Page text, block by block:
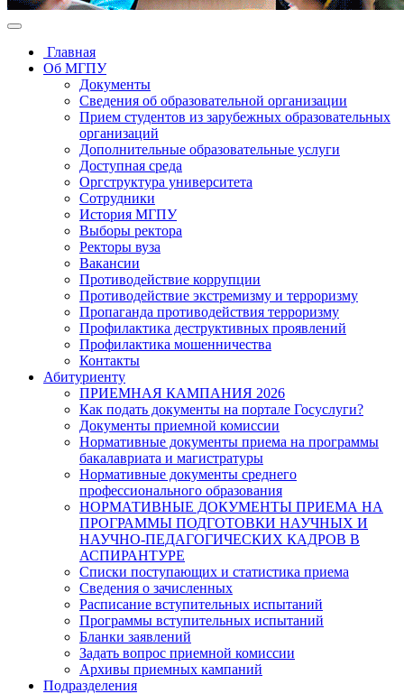
Главная
Об МГПУ
Документы
Сведения об образовательной организации
Прием студентов из зарубежных образовательных
организаций
Дополнительные образовательные услуги
Доступная среда
Оргструктура университета
Сотрудники
История МГПУ
Выборы ректора
Ректоры вуза
Вакансии
Противодействие коррупции
Противодействие экстремизму и терроризму
Пропаганда противодействия терроризму
Профилактика деструктивных проявлений
Профилактика мошенничества
Контакты
Абитуриенту
ПРИЕМНАЯ КАМПАНИЯ 2026
Как подать документы на портале Госуслуги?
Документы приемной комиссии
Нормативные документы приема на программы
бакалавриата и магистратуры
Нормативные документы среднего
профессионального образования
НОРМАТИВНЫЕ ДОКУМЕНТЫ ПРИЕМА НА
ПРОГРАММЫ ПОДГОТОВКИ НАУЧНЫХ И
НАУЧНО-ПЕДАГОГИЧЕСКИХ КАДРОВ В
АСПИРАНТУРЕ
Списки поступающих и статистика приема
Сведения о зачисленных
Расписание вступительных испытаний
Программы вступительных испытаний
Бланки заявлений
Задать вопрос приемной комиссии
Архивы приемных кампаний
Подразделения